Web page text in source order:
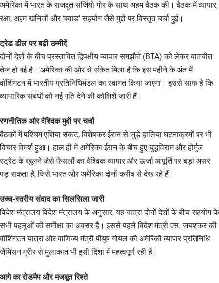
अमेरिका में भारत के राजदूत सर्जियो गोर के साथ अहम बैठक की। बैठक में व्यापार,
रक्षा, अहम खनिजों और ‘क्वाड’ सहयोग जैसे मुद्दों पर विस्तृत चर्चा हुई।
ट्रेड डील पर बढ़ी उम्मीदें
दोनों देशों के बीच प्रस्तावित द्विपक्षीय व्यापार समझौते (BTA) को लेकर बातचीत
तेज हो गई है। अमेरिका की ओर से संकेत मिला है कि इस महीने के अंत में
वॉशिंगटन में भारतीय प्रतिनिधिमंडल का स्वागत किया जाएगा। इससे साफ है कि
व्यापारिक संबंधों को नई गति देने की कोशिशें जारी हैं।
रणनीतिक और वैश्विक मुद्दों पर चर्चा
बैठकों में पश्चिम एशिया संकट, विशेषकर ईरान से जुड़े हालिया घटनाक्रमों पर भी
विचार-विमर्श हुआ। हाल ही में अमेरिका-ईरान के बीच हुए युद्धविराम और होर्मुज
स्ट्रेट के खुलने जैसे फैसलों का वैश्विक व्यापार और ऊर्जा आपूर्ति पर बड़ा असर
पड़ सकता है, जिसे भारत और अमेरिका दोनों करीब से देख रहे हैं।
उच्च-स्तरीय संवाद का सिलसिला जारी
विदेश मंत्रालय विदेश मंत्रालय के अनुसार, यह यात्रा दोनों देशों के बीच सहयोग के
सभी पहलुओं की समीक्षा का अवसर है। इससे पहले विदेश मंत्री एस. जयशंकर की
वॉशिंगटन यात्रा और वाणिज्य मंत्री पीयूष गोयल की अमेरिकी व्यापार प्रतिनिधि
जैमिसन ग्रीर से मुलाकात भी इसी दिशा में महत्वपूर्ण रही है।
आगे का रोडमैप और मजबूत रिश्ते